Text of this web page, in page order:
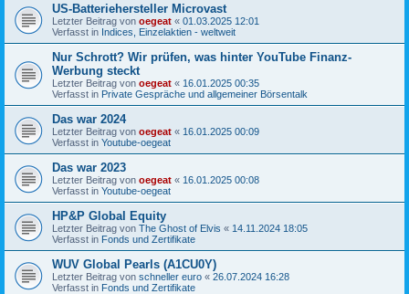
US-Batteriehersteller Microvast
Letzter Beitrag von oegeat « 01.03.2025 12:01
Verfasst in Indices, Einzelaktien - weltweit
Nur Schrott? Wir prüfen, was hinter YouTube Finanz-
Werbung steckt
Letzter Beitrag von oegeat « 16.01.2025 00:35
Verfasst in Private Gespräche und allgemeiner Börsentalk
Das war 2024
Letzter Beitrag von oegeat « 16.01.2025 00:09
Verfasst in Youtube-oegeat
Das war 2023
Letzter Beitrag von oegeat « 16.01.2025 00:08
Verfasst in Youtube-oegeat
HP&P Global Equity
Letzter Beitrag von The Ghost of Elvis « 14.11.2024 18:05
Verfasst in Fonds und Zertifikate
WUV Global Pearls (A1CU0Y)
Letzter Beitrag von schneller euro « 26.07.2024 16:28
Verfasst in Fonds und Zertifikate